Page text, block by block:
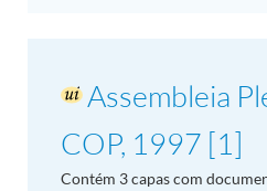
Assembleia
COP, 1997 [1]
Contém 3 capas com